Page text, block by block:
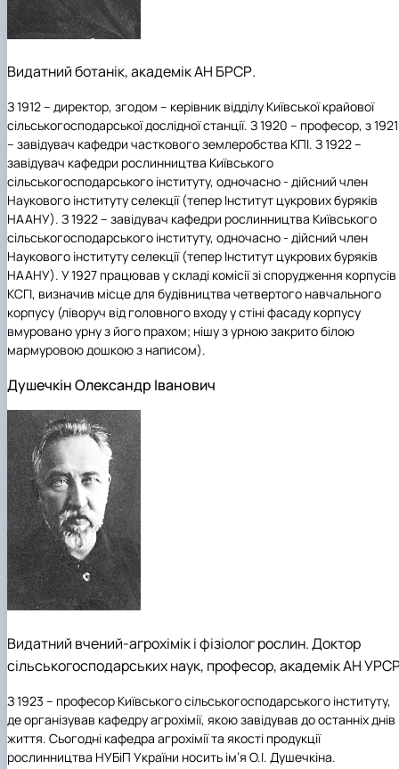
Видатний ботанік, академік АН БРСР.
З 1912 – директор, згодом – керівник відділу Київської крайової
сільськогосподарської дослідної станції. З 1920 – професор, з 1921
– завідувач кафедри часткового землеробства КПІ. З 1922 –
завідувач кафедри рослинництва Київського
сільськогосподарського інституту, одночасно - дійсний член
Наукового інституту селекції (тепер Інститут цукрових буряків
НААНУ). З 1922 – завідувач кафедри рослинництва Київського
сільськогосподарського інституту, одночасно - дійсний член
Наукового інституту селекції (тепер Інститут цукрових буряків
НААНУ). У 1927 працював у складі комісії зі спорудження корпусів
КСГІ, визначив місце для будівництва четвертого навчального
корпусу (ліворуч від головного входу у стіні фасаду корпусу
вмуровано урну з його прахом; нішу з урною закрито білою
мармуровою дошкою з написом).
Душечкін Олександр Іванович
Видатний вчений-агрохімік і фізіолог рослин. Доктор
сільськогосподарських наук, професор, академік АН
З 1923 – професор Київського сільськогосподарського інституту,
де організував кафедру агрохімії, якою завідував до останніх днів
життя. Сьогодні кафедра агрохімії та якості продукції
рослинництва НУБіП України носить ім’я О.І. Душечкіна.